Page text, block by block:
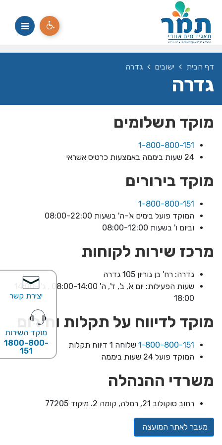
יצירת קשר
מוקד השירות
1800-800-
151
דף הבית ישובים גדרה
גדרה
מוקד תשלומים
1-800-800-151
24 שעות ביממה באמצעות כרטיס אשראי
מוקד בירורים
1-800-800-151
המוקד פועל בימים א'-ה' בשעות 08:00-22:00
וביום ו' בשעות 08:00-12:00
מרכז שירות לקוחות
גדרה: רח' בן גוריון 105 גדרה
שעות הפעילות: יום א', ב', ד', ה' 08:00-14:00 , ג' 14:00-
18:00
מוקד לדיווח על תקלות וחירום
1-800-800-151 שלוחה 1 דיווח תקלות
המוקד פועל 24 שעות ביממה
משרדי ההנהלה
רחוב סוקולוב 21, רמלה, קומה 2. מיקוד 77205
מעבר לאתר המועצה